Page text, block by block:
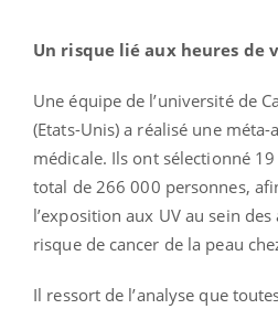
Un risque lié aux heures de
Une équipe de l’université de
(Etats-Unis) a réalisé une
médicale. Ils ont sélectionné
total de 266 000 personnes,
l’exposition aux UV au sein
risque de cancer de la peau
Il ressort de l’analyse que